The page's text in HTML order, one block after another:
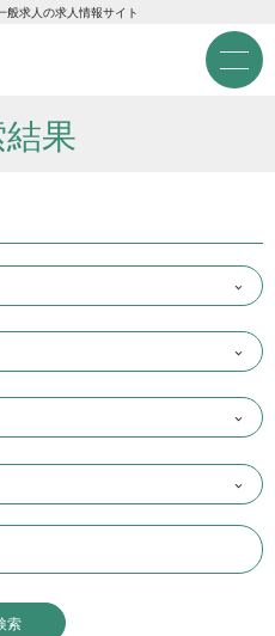
M
e
n
益財団法
般求人の求人情報サイト
す
果